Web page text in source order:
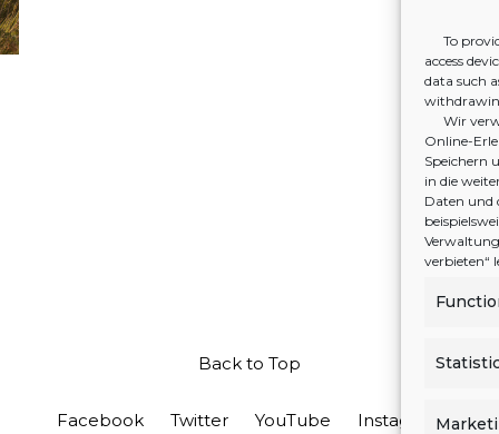
To
access
data such
Wir
Online-
Speichern
in die
Daten und
Verwaltung
verbieten“
Back to Top
Facebook Twitter YouTube Instagram